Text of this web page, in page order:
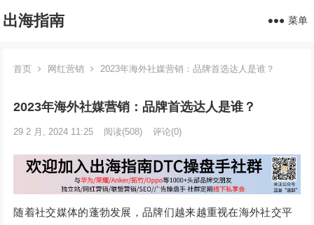
出海指南 菜单
首页 网红营销 2023年海外社媒营销：品牌首选达人是谁？
2023年海外社媒营销：品牌首选达人是谁？
29 2 月, 2024 11:25 阅读(508) 评论(0)
随着社交媒体的蓬勃发展，品牌们越来越重视在海外社交平